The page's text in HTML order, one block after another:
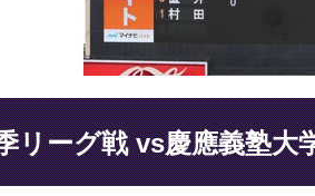
リーグ戦 vs慶應義塾大